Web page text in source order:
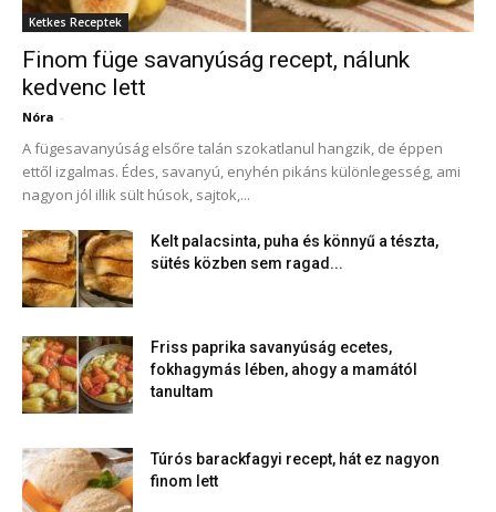
Ketkes Receptek
Finom füge savanyúság recept, nálunk
kedvenc lett
Nóra -
A fügesavanyúság elsőre talán szokatlanul hangzik, de éppen
ettől izgalmas. Édes, savanyú, enyhén pikáns különlegesség, ami
nagyon jól illik sült húsok, sajtok,...
Kelt palacsinta, puha és könnyű a tészta,
sütés közben sem ragad...
Friss paprika savanyúság ecetes,
fokhagymás lében, ahogy a mamától
tanultam
Túrós barackfagyi recept, hát ez nagyon
finom lett